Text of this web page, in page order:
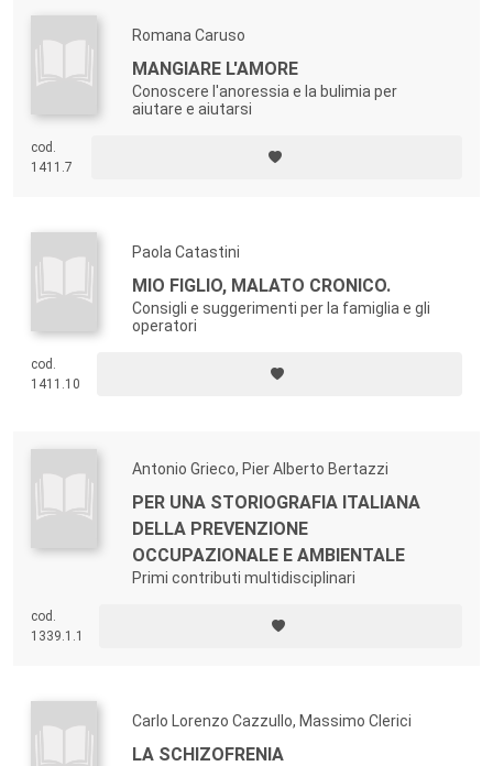
Romana Caruso
MANGIARE L'AMORE
Conoscere l'anoressia e la bulimia per
aiutare e aiutarsi
cod.
1411.7
Paola Catastini
MIO FIGLIO, MALATO CRONICO.
Consigli e suggerimenti per la famiglia e gli
operatori
cod.
1411.10
Antonio Grieco, Pier Alberto Bertazzi
PER UNA STORIOGRAFIA ITALIANA
DELLA PREVENZIONE
OCCUPAZIONALE E AMBIENTALE
Primi contributi multidisciplinari
cod.
1339.1.1
Carlo Lorenzo Cazzullo, Massimo Clerici
LA SCHIZOFRENIA